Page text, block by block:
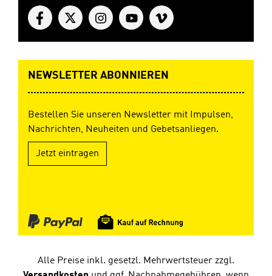
NEWSLETTER ABONNIEREN
Bestellen Sie unseren Newsletter mit Impulsen,
Nachrichten, Neuheiten und Gebetsanliegen.
Jetzt eintragen
Alle Preise inkl. gesetzl. Mehrwertsteuer zzgl.